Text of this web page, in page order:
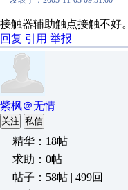
接触器辅助触点接触不好。
回复 引用 举报
紫枫＠无情
关注 私信
精华：18帖
求助：0帖
帖子：58帖 | 499回